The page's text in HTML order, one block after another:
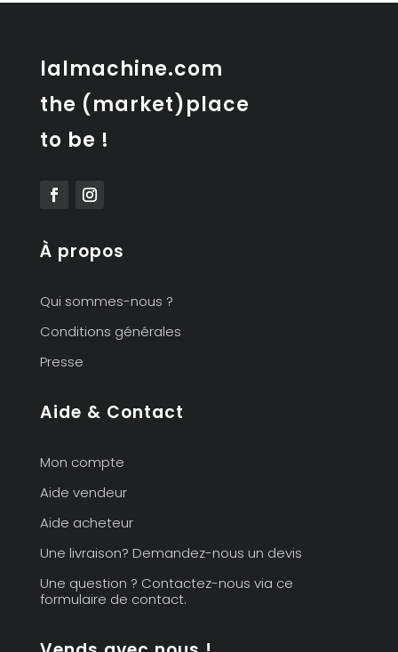
d'or
lalmachine.com
the (market)place
to be !
À propos
Qui sommes-nous ?
Conditions générales
Presse
Aide & Contact
Mon compte
Aide vendeur
Aide acheteur
Une livraison? Demandez-nous un devis
Une question ? Contactez-nous via ce
formulaire de contact.